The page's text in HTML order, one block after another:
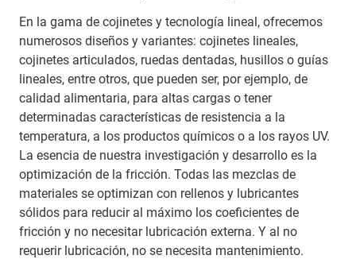
En la gama de cojinetes y tecnología lineal, ofrecemos
numerosos diseños y variantes: cojinetes lineales,
cojinetes articulados, ruedas dentadas, husillos o guías
lineales, entre otros, que pueden ser, por ejemplo, de
calidad alimentaria, para altas cargas o tener
determinadas características de resistencia a la
temperatura, a los productos químicos o a los rayos UV.
La esencia de nuestra investigación y desarrollo es la
optimización de la fricción. Todas las mezclas de
materiales se optimizan con rellenos y lubricantes
sólidos para reducir al máximo los coeficientes de
fricción y no necesitar lubricación externa. Y al no
requerir lubricación, no se necesita mantenimiento.